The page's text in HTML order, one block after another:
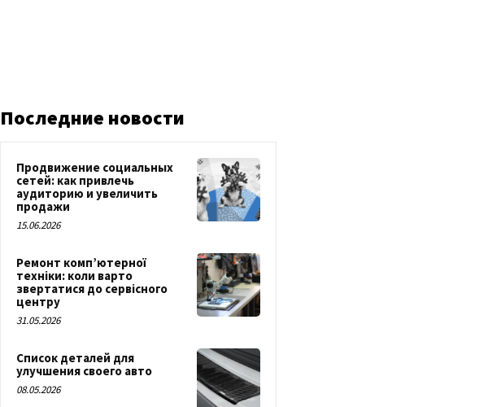
Последние новости
Продвижение социальных
сетей: как привлечь
аудиторию и увеличить
продажи
15.06.2026
Ремонт комп’ютерної
техніки: коли варто
звертатися до сервісного
центру
31.05.2026
Список деталей для
улучшения своего авто
08.05.2026